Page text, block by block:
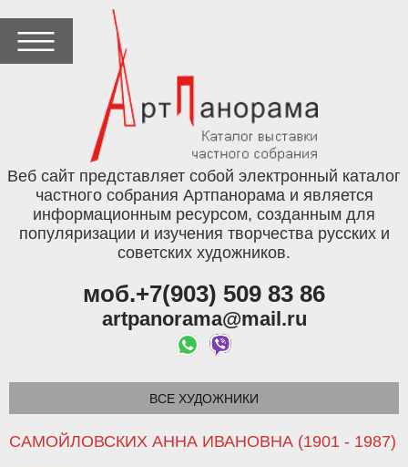
Веб сайт представляет собой электронный каталог
частного собрания Артпанорама и является
информационным ресурсом, созданным для
популяризации и изучения творчества русских и
советских художников.
моб.+7(903) 509 83 86
artpanorama@mail.ru
ВСЕ ХУДОЖНИКИ
САМОЙЛОВСКИХ АННА ИВАНОВНА (1901 - 1987)